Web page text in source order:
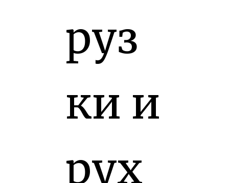
руз
ки и
рух